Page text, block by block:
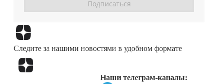
Следите за нашими новостями в удобном формате
Наши телеграм-каналы: